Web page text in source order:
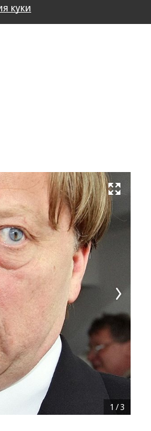
куки
Развернуть на весь экран
1 /3